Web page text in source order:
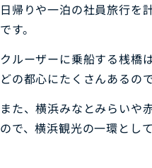
日帰りや一泊の社員旅行を
です。
クルーザーに乗船する桟橋
どの都心にたくさんあるの
また、横浜みなとみらいや
ので、横浜観光の一環とし